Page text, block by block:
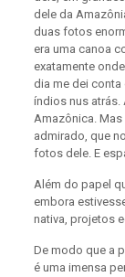
dele da
duas fotos
era uma canoa
exatamente
dia me dei
índios nus atrás.
Amazônica. Mas
admirado, que
fotos dele. E
Além do papel
embora
nativa, projetos
De modo que a
é uma imensa